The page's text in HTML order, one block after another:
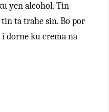
yen alcohol. Tin
ta trahe sin. Bo por
dorne ku crema na